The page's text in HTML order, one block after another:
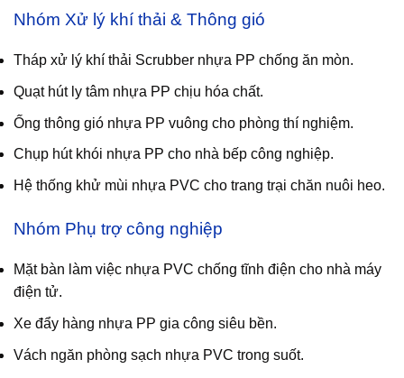
Nhóm Xử lý khí thải & Thông gió
Tháp xử lý khí thải Scrubber nhựa PP chống ăn mòn.
Quạt hút ly tâm nhựa PP chịu hóa chất.
Ống thông gió nhựa PP vuông cho phòng thí nghiệm.
Chụp hút khói nhựa PP cho nhà bếp công nghiệp.
Hệ thống khử mùi nhựa PVC cho trang trại chăn nuôi heo.
Nhóm Phụ trợ công nghiệp
Mặt bàn làm việc nhựa PVC chống tĩnh điện cho nhà máy
điện tử.
Xe đẩy hàng nhựa PP gia công siêu bền.
Vách ngăn phòng sạch nhựa PVC trong suốt.